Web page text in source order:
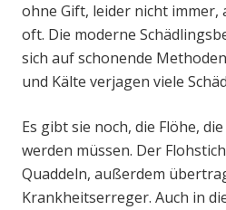
ohne Gift, leider nicht
oft. Die moderne
sich auf schonende
und Kälte verjagen viele
Es gibt sie noch, die Flöhe,
werden müssen. Der
Quaddeln, außerdem
Krankheitserreger. Auch in